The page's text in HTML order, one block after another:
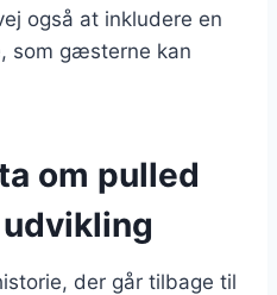
også at inkludere en
som gæsterne kan
om pulled
der går tilbage til